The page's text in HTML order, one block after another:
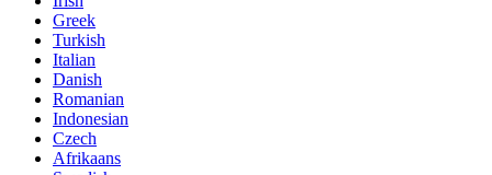
Greek
Turkish
Italian
Danish
Romanian
Indonesian
Czech
Afrikaans